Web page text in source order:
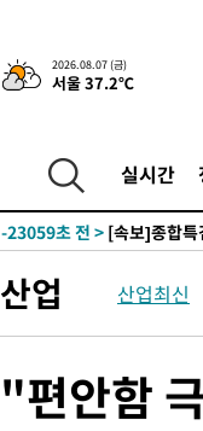
2026.08.07 (금)
서울 37.2℃
실시간
-26147초 전 >[속보]코스닥
-26100초 전 > [속보]코스피
-25969초 전 >
[속보] 노원
-23059초 전 >
-21932초 전 > 외신들도 주
-20925초 전 >
[속보]규제
-17283초 전 >[속보]국힘
25.3%↑
-9768초 전 >[속보]'채상병
산업 산업최신
"편안함